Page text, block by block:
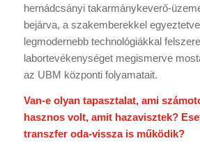
hernádcsányi takarmánykeverő-
bejárva, a szakemberekkel
legmodernebb technológiákkal
labortevékenységet megismerve
az UBM központi folyamatait.
Van-e olyan tapasztalat, ami
hasznos volt, amit hazavisztek?
transzfer oda-vissza is működik?